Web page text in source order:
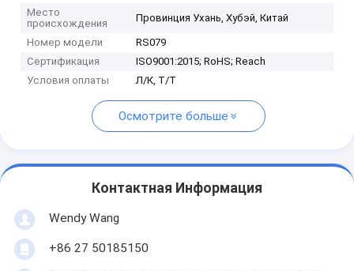
Место
происхождения
Провинция Ухань, Хубэй, Китай
Номер модели
RS079
Сертификация
ISO9001:2015; RoHS; Reach
Условия оплаты
Л/К, Т/Т
Осмотрите больше
Контактная Информация
Wendy Wang
+86 27 50185150